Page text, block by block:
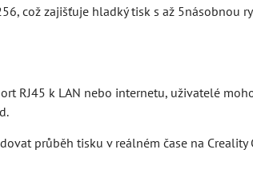
což zajišťuje hladký tisk s až 5násobnou
RJ45 k LAN nebo internetu, uživatelé
průběh tisku v reálném čase na Creality